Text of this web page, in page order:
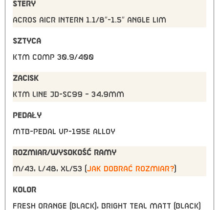
STERY
Acros AICR intern 1.1/8″-1.5″ angle lim
SZTYCA
KTM COMP 30.9/400
ZACISK
KTM Line JD-SC99 – 34,9mm
PEDAŁY
MTB-Pedal VP-195E alloy
ROZMIAR/WYSOKOŚĆ RAMY
M/43, L/48, XL/53 ( jak dobrać rozmiar?
KOLOR
FRESH ORANGE (BLACK), BRIGHT TEAL MATT (BLACK)